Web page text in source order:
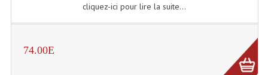
cliquez-ici pour lire la suite...
74.00E